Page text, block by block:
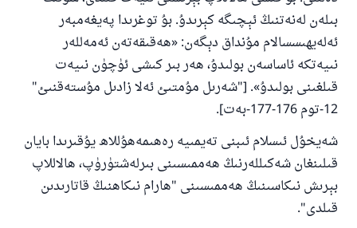
بىلەن لەنەتنىڭ ئېچىگە كېرىدۇ. بۇ توغرىدا پەيغەمبەر
ئەلەيھىسسالام مۇنداق دېگەن: «ھەقىقەتەن ئەمەللەر
نىيەتكە ئاساسەن بولىدۇ، ھەر بىر كىشى ئۈچۈن نىيەت
قىلغىنى بولىدۇ». ["شەرىل مۇمتىئ ئەلا زادىل مۇستەقنىئ"
12-توم 176-177-بەت].
شەيخۇل ئىسلام ئىبنى تەيمىيە رەھىمەھۇللاھ يۇقىرىدا بايان
قىلىنغان شەكىللەرنىڭ ھەممىسىنى بىرلەشتۈرۈپ، ھالاللاپ
بېرىش نىكاسىنىڭ ھەممىسىنى "ھارام نىكاھنىڭ قاتارىدىن
قىلدى".